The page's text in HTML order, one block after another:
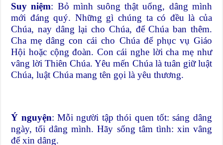
Suy niệm: Bỏ mình suông thật uổng, dâng mình
mới đáng quý. Những gì chúng ta có đều là của
Chúa, nay dâng lại cho Chúa, để Chúa ban thêm.
Cha mẹ dâng con cái cho Chúa để phục vụ Giáo
Hội hoặc cộng đoàn. Con cái nghe lời cha mẹ như
vâng lời Thiên Chúa. Yêu mến Chúa là tuân giữ luật
Chúa, luật Chúa mang tên gọi là yêu thương.
Ý nguyện: Mỗi người tập thói quen tốt: sáng dâng
ngày, tối dâng mình. Hãy sống tâm tình: xin vâng
để xin dâng.